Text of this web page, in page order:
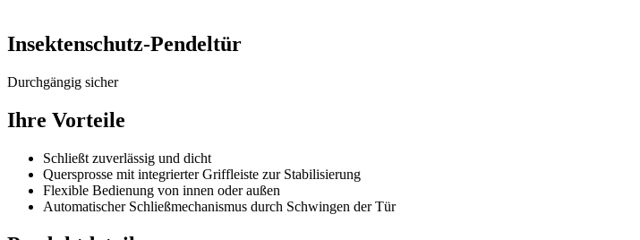
Insektenschutz-Pendeltür
Durchgängig sicher
Ihre Vorteile
Schließt zuverlässig und dicht
Quersprosse mit integrierter Griffleiste zur Stabilisierung
Flexible Bedienung von innen oder außen
Automatischer Schließmechanismus durch Schwingen der Tür